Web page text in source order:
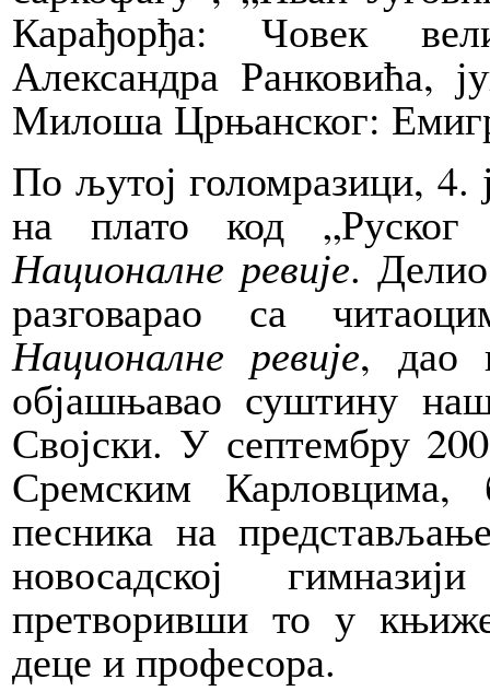
Карађорђа: Човек
Александра Ранковића,
Милоша Црњанског:
По љутој голомразици, 4.
на плато код „Руског
Националне ревије.
разговарао са
Националне ревије, дао
објашњавао суштину
Својски. У септембру
Сремским
песника на
новосадској
претворивши то у
деце и професора.